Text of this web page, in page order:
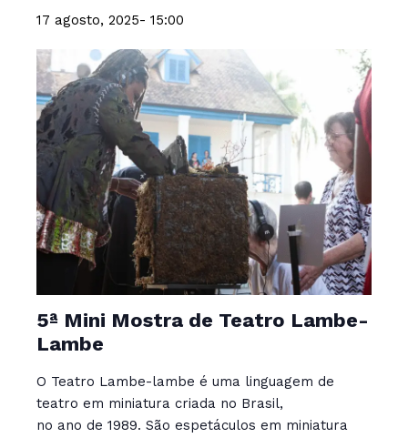
17 agosto, 2025- 15:00
5ª Mini Mostra de Teatro Lambe-
Lambe
O Teatro Lambe-lambe é uma linguagem de
teatro em miniatura criada no Brasil,
no ano de 1989. São espetáculos em miniatura